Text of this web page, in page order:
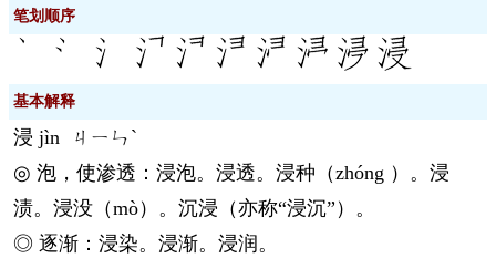
笔划顺序
基本解释
浸 jìn ㄐㄧㄣˋ
◎ 泡，使渗透：浸泡。浸透。浸种（zhóng ）。浸
渍。浸没（mò）。沉浸（亦称“浸沉”）。
◎ 逐渐：浸染。浸渐。浸润。